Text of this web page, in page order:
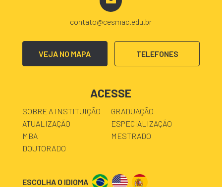
contato@cesmac.edu.br
VEJA NO MAPA TELEFONES
ACESSE
SOBRE A INSTITUIÇÃO
GRADUAÇÃO
ATUALIZAÇÃO
ESPECIALIZAÇÃO
MBA
MESTRADO
DOUTORADO
ESCOLHA O IDIOMA